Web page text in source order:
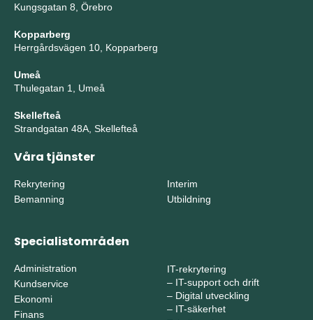
Kungsgatan 8, Örebro
Kopparberg
Herrgårdsvägen 10, Kopparberg
Umeå
Thulegatan 1, Umeå
Skellefteå
Strandgatan 48A, Skellefteå
Våra tjänster
Rekrytering
Bemanning
Interim
Utbildning
Specialistområden
Administration
Kundservice
Ekonomi
Finans
IT-rekrytering
– IT-support och drift
– Digital utveckling
– IT-säkerhet